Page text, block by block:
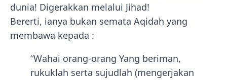
dunia! Digerakkan melalui Jihad!
Bererti, ianya bukan semata Aqidah yang
membawa kepada :
“Wahai orang-orang Yang beriman,
rukuklah serta sujudlah (mengerjakan